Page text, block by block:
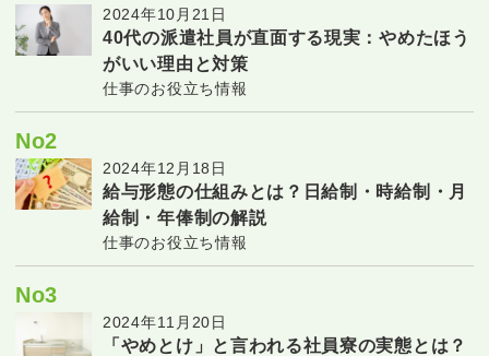
2024年10月21日
40代の派遣社員が直面する現実：やめたほう
がいい理由と対策
仕事のお役立ち情報
No2
2024年12月18日
給与形態の仕組みとは？日給制・時給制・月
給制・年俸制の解説
仕事のお役立ち情報
No3
2024年11月20日
「やめとけ」と言われる社員寮の実態とは？